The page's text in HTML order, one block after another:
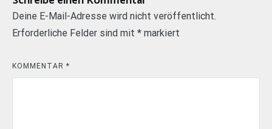
Deine E-Mail-Adresse wird nicht veröffentlicht.
Erforderliche Felder sind mit * markiert
KOMMENTAR *